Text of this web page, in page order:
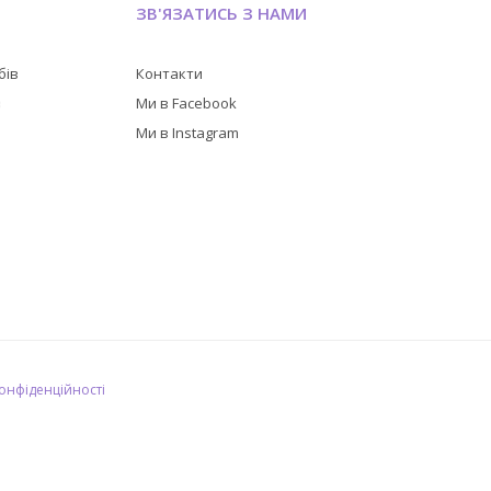
ЗВ'ЯЗАТИСЬ З НАМИ
Контакти
Ми в Facebook
Ми в Instagram